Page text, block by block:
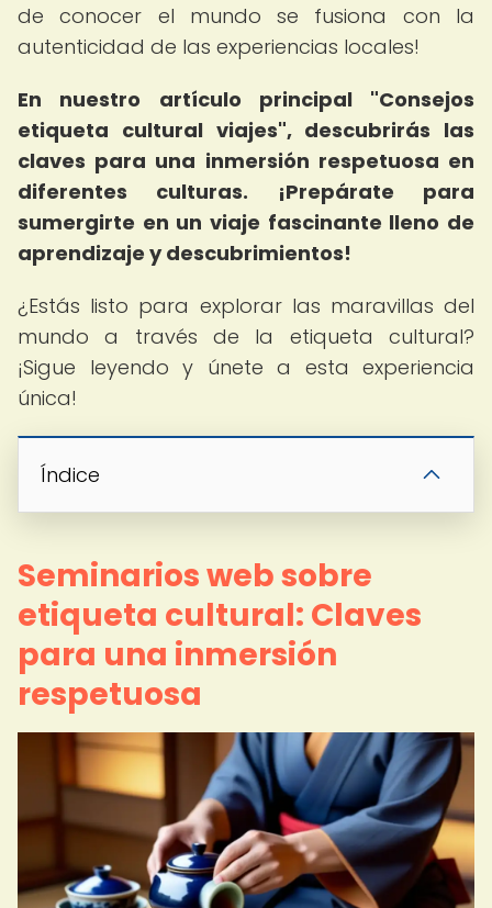
de conocer el mundo se fusiona con la
autenticidad de las experiencias locales!
En nuestro artículo principal "Consejos
etiqueta cultural viajes", descubrirás las
claves para una inmersión respetuosa en
diferentes culturas.
¡Prepárate para
sumergirte en un viaje fascinante lleno de
aprendizaje y descubrimientos!
¿Estás listo para explorar las maravillas del
mundo a través de la etiqueta cultural?
¡Sigue leyendo y únete a esta experiencia
única!
Índice
Seminarios web sobre
etiqueta cultural: Claves
para una inmersión
respetuosa